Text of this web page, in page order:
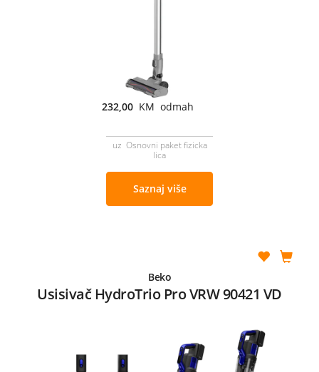
232,00 KM odmah
uz Osnovni paket fizicka
lica
Saznaj više
Beko
Usisivač HydroTrio Pro VRW 90421 VD